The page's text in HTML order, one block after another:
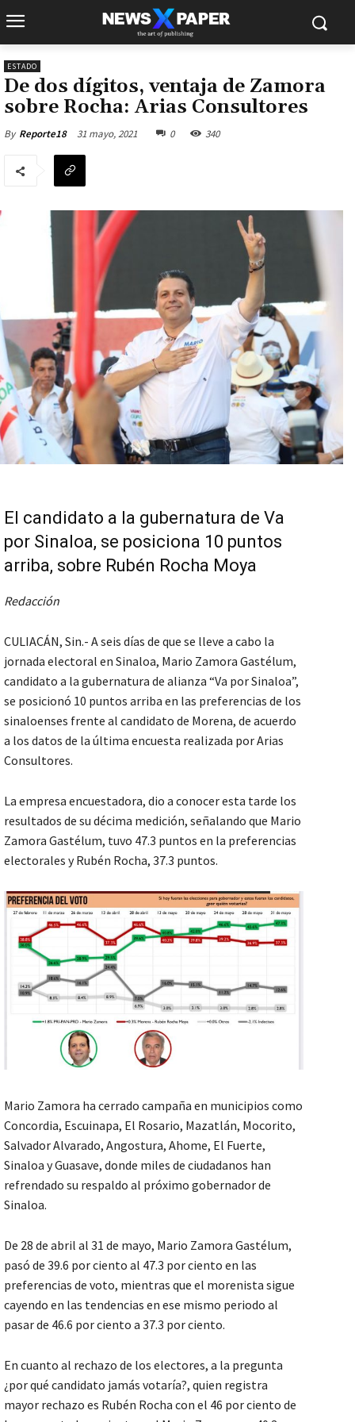
ESTADO
De dos dígitos, ventaja de Zamora
sobre Rocha: Arias Consultores
By Reporte18 31 mayo, 2021 0 340
El candidato a la gubernatura de Va
por Sinaloa, se posiciona 10 puntos
arriba, sobre Rubén Rocha Moya
Redacción
CULIACÁN, Sin.- A seis días de que se lleve a cabo la
jornada electoral en Sinaloa, Mario Zamora Gastélum,
candidato a la gubernatura de alianza “Va por Sinaloa”,
se posicionó 10 puntos arriba en las preferencias de los
sinaloenses frente al candidato de Morena, de acuerdo
a los datos de la última encuesta realizada por Arias
Consultores.
La empresa encuestadora, dio a conocer esta tarde los
resultados de su décima medición, señalando que Mario
Zamora Gastélum, tuvo 47.3 puntos en la preferencias
electorales y Rubén Rocha, 37.3 puntos.
Mario Zamora ha cerrado campaña en municipios como
Concordia, Escuinapa, El Rosario, Mazatlán, Mocorito,
Salvador Alvarado, Angostura, Ahome, El Fuerte,
Sinaloa y Guasave, donde miles de ciudadanos han
refrendado su respaldo al próximo gobernador de
Sinaloa.
De 28 de abril al 31 de mayo, Mario Zamora Gastélum,
pasó de 39.6 por ciento al 47.3 por ciento en las
preferencias de voto, mientras que el morenista sigue
cayendo en las tendencias en ese mismo periodo al
pasar de 46.6 por ciento a 37.3 por ciento.
En cuanto al rechazo de los electores, a la pregunta
¿por qué candidato jamás votaría?, quien registra
mayor rechazo es Rubén Rocha con el 46 por ciento de